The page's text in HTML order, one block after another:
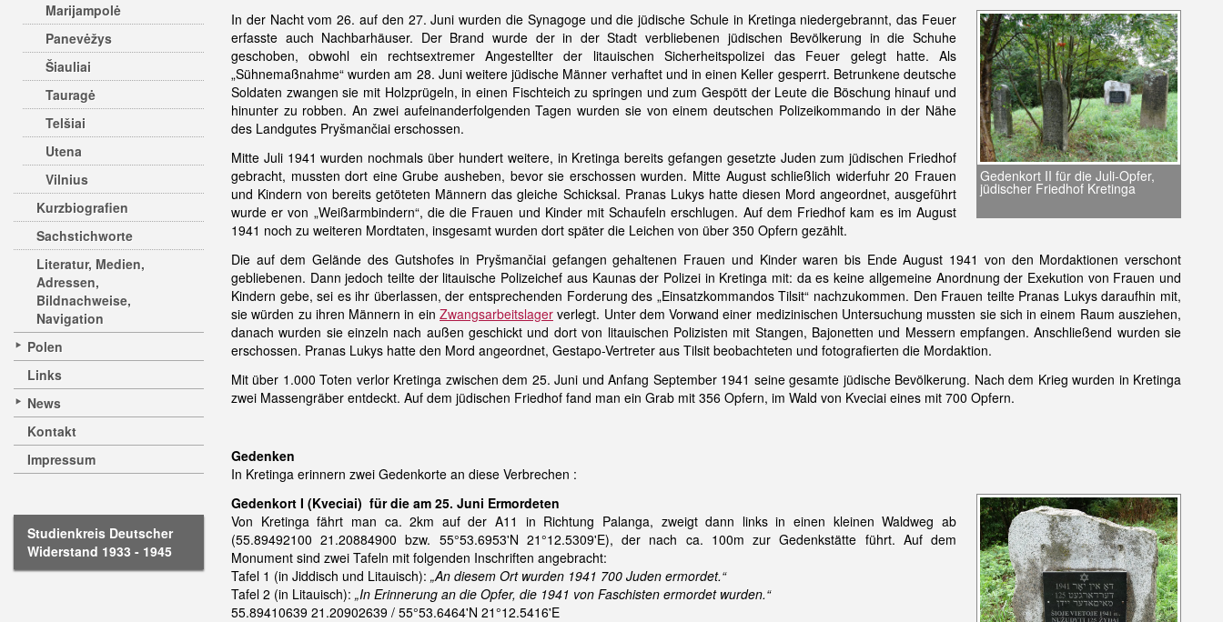
Marijampolė
Panevėžys
Šiauliai
Tauragė
Telšiai
Utena
Vilnius
Kurzbiografien
Sachstichworte
Literatur, Medien,
Adressen,
Bildnachweise,
Navigation
Polen
Links
News
Kontakt
Impressum
Studienkreis Deutscher
Widerstand 1933 - 1945
Gedenkort II für die Juli-Opfer,
jüdischer Friedhof Kretinga
In der Nacht vom 26. auf den 27. Juni wurden die Synagoge und die jüdische Schule in Kretinga niedergebrannt, das Feuer
erfasste auch Nachbarhäuser. Der Brand wurde der in der Stadt verbliebenen jüdischen Bevölkerung in die Schuhe
geschoben, obwohl ein rechtsextremer Angestellter der litauischen Sicherheitspolizei das Feuer gelegt hatte. Als
„Sühnemaßnahme“ wurden am 28. Juni weitere jüdische Männer verhaftet und in einen Keller gesperrt. Betrunkene deutsche
Soldaten zwangen sie mit Holzprügeln, in einen Fischteich zu springen und zum Gespött der Leute die Böschung hinauf und
hinunter zu robben. An zwei aufeinanderfolgenden Tagen wurden sie von einem deutschen Polizeikommando in der Nähe
des Landgutes Pryšmančiai erschossen.
Mitte Juli 1941 wurden nochmals über hundert weitere, in Kretinga bereits gefangen gesetzte Juden zum jüdischen Friedhof
gebracht, mussten dort eine Grube ausheben, bevor sie erschossen wurden. Mitte August schließlich widerfuhr 20 Frauen
und Kindern von bereits getöteten Männern das gleiche Schicksal. Pranas Lukys hatte diesen Mord angeordnet, ausgeführt
wurde er von „Weißarmbindern“, die die Frauen und Kinder mit Schaufeln erschlugen. Auf dem Friedhof kam es im August
1941 noch zu weiteren Mordtaten, insgesamt wurden dort später die Leichen von über 350 Opfern gezählt.
Die auf dem Gelände des Gutshofes in Pryšmančiai gefangen gehaltenen Frauen und Kinder waren bis Ende August 1941 von den Mordaktionen verschont
gebliebenen. Dann jedoch teilte der litauische Polizeichef aus Kaunas der Polizei in Kretinga mit: da es keine allgemeine Anordnung der Exekution von Frauen und
Kindern gebe, sei es ihr überlassen, der entsprechenden Forderung des „Einsatzkommandos Tilsit“ nachzukommen. Den Frauen teilte Pranas Lukys daraufhin mit,
sie würden zu ihren Männern in ein Zwangsarbeitslager verlegt. Unter dem Vorwand einer medizinischen Untersuchung mussten sie sich in einem Raum ausziehen,
danach wurden sie einzeln nach außen geschickt und dort von litauischen Polizisten mit Stangen, Bajonetten und Messern empfangen. Anschließend wurden sie
erschossen. Pranas Lukys hatte den Mord angeordnet, Gestapo-Vertreter aus Tilsit beobachteten und fotografierten die Mordaktion.
Mit über 1.000 Toten verlor Kretinga zwischen dem 25. Juni und Anfang September 1941 seine gesamte jüdische Bevölkerung. Nach dem Krieg wurden in Kretinga
zwei Massengräber entdeckt. Auf dem jüdischen Friedhof fand man ein Grab mit 356 Opfern, im Wald von Kveciai eines mit 700 Opfern.
Gedenken
In Kretinga erinnern zwei Gedenkorte an diese Verbrechen :
Gedenkort I (Kveciai) für die am 25. Juni Ermordeten
Von Kretinga fährt man ca. 2km auf der A11 in Richtung Palanga, zweigt dann links in einen kleinen Waldweg ab
(55.89492100 21.20884900 bzw. 55°53.6953'N 21°12.5309'E), der nach ca. 100m zur Gedenkstätte führt. Auf dem
Monument sind zwei Tafeln mit folgenden Inschriften angebracht:
Tafel 1 (in Jiddisch und Litauisch): „An diesem Ort wurden 1941 700 Juden ermordet.“
Tafel 2 (in Litauisch): „In Erinnerung an die Opfer, die 1941 von Faschisten ermordet wurden.“
55.89410639 21.20902639 / 55°53.6464'N 21°12.5416'E